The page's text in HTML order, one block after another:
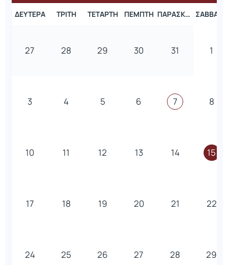
ΔΕΥΤΈΡΑ ΤΡΊΤΗ ΤΕΤΆΡΤΗ ΠΈΜΠΤΗ ΠΑΡΑΣΚΕΥΉ ΣΆΒΒΑΤΟ
27 28 29 30 31 1
3 4 5 6 7 8
10 11 12 13 14 15
17 18 19 20 21 22
24 25 26 27 28 29